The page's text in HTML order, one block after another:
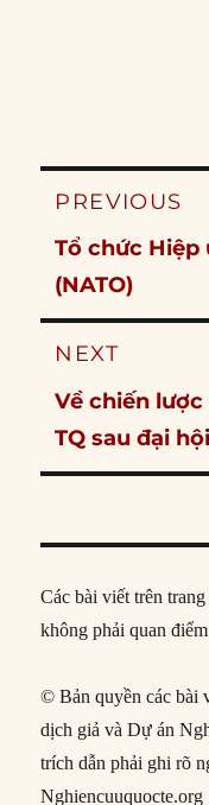
Post
PREVIOUS
Previous
post:
Tổ chức Hiệp
(NATO)
NEXT
Next
post:
Về chiến
TQ sau đại
Các bài viết trên
không phải quan
© Bản quyền các bài
dịch giả và Dự án
trích dẫn phải ghi rõ
Nghiencuuquocte.org